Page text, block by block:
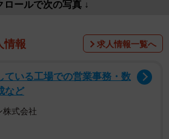
ロールで次の写真 ↓
情報 求人情報一覧へ
ている工場での営業事務・数
など
株式会社